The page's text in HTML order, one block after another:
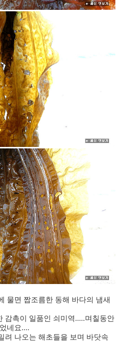
물면 짭조름한 동해 바다의 냄새
감촉이 일품인 쇠미역.....며칠동안
네요....
려 나오는 해초들을 보며 바닷속